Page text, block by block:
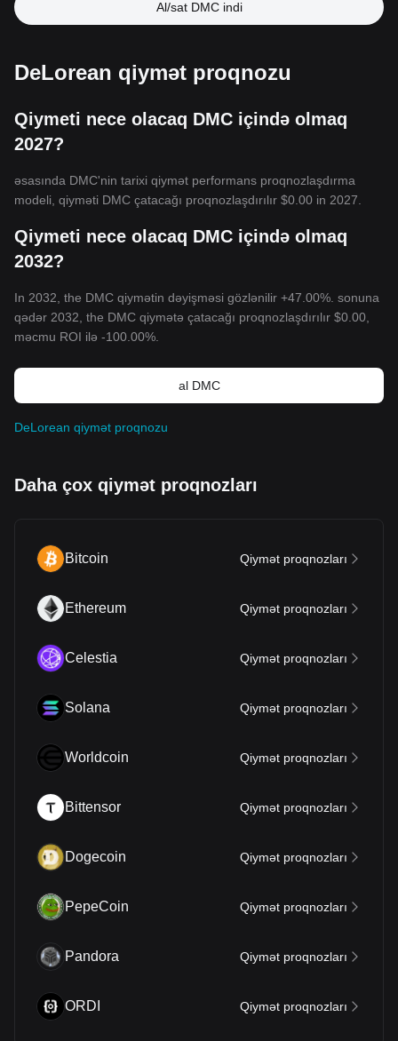
Al/sat DMC indi
DeLorean qiymət proqnozu
Qiymeti nece olacaq DMC içində olmaq
2027?
əsasında DMC'nin tarixi qiymət performans proqnozlaşdırma
modeli, qiyməti DMC çatacağı proqnozlaşdırılır $0.00 in 2027.
Qiymeti nece olacaq DMC içində olmaq
2032?
In 2032, the DMC qiymətin dəyişməsi gözlənilir +47.00%. sonuna
qədər 2032, the DMC qiymətə çatacağı proqnozlaşdırılır $0.00,
məcmu ROI ilə -100.00%.
al DMC
DeLorean qiymət proqnozu
Daha çox qiymət proqnozları
Bitcoin Qiymət proqnozları
Ethereum Qiymət proqnozları
Celestia Qiymət proqnozları
Solana Qiymət proqnozları
Worldcoin Qiymət proqnozları
Bittensor Qiymət proqnozları
Dogecoin Qiymət proqnozları
PepeCoin Qiymət proqnozları
Pandora Qiymət proqnozları
ORDI Qiymət proqnozları